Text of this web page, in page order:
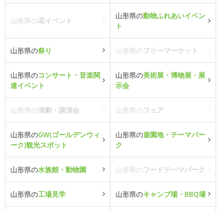
山形県の花イベント
山形県の動物ふれあいイベン
ト
山形県の祭り 山形県のフリーマーケット
山形県のコンサート・音楽関
連イベント
山形県の美術展・博物展・展
示会
山形県の演劇・講演会 山形県のフェア
山形県のGW(ゴールデンウィ
ーク)観光スポット
山形県の遊園地・テーマパー
ク
山形県の水族館・動物園 山形県のフードテーマパーク
山形県の工場見学 山形県のキャンプ場・BBQ場